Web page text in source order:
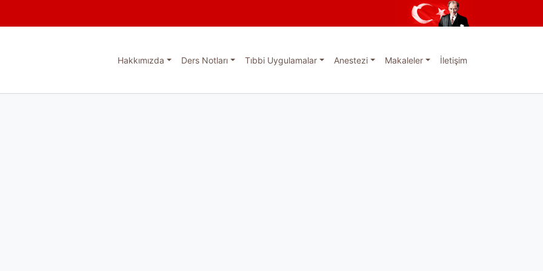
Hakkımızda Ders Notları Tıbbi Uygulamalar Anestezi Makaleler İletişim